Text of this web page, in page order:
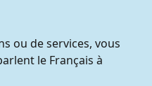
ou de services, vous
le Français à